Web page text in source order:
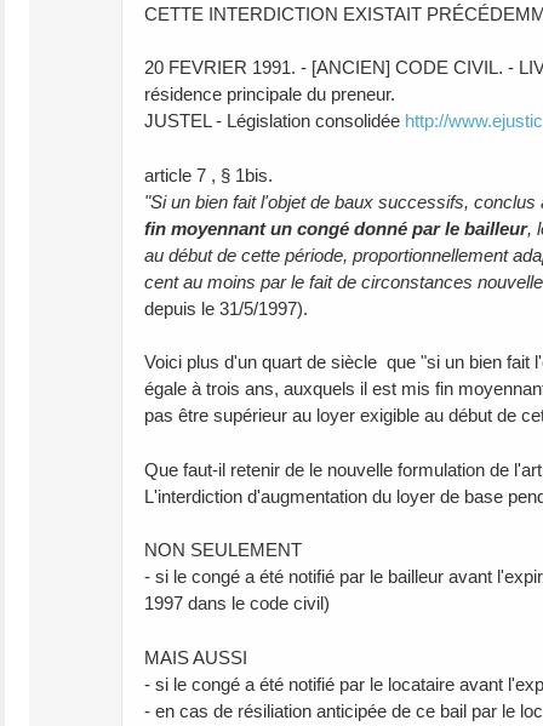
CETTE INTERDICTION EXISTAIT
20 FEVRIER 1991. - [ANCIEN] CODE CIVIL. -
résidence principale du preneur.
JUSTEL - Législation consolidée http://
article 7 , § 1bis.
"Si un bien fait l'objet de baux successifs,
fin moyennant un congé donné par le bailleur,
au début de cette période, proportionnellement
cent au moins par le fait de circonstances
depuis le 31/5/1997).
Voici plus d'un quart de siècle que "si un bien fait
égale à trois ans, auxquels il est mis fin
pas être supérieur au loyer exigible au début de
Que faut-il retenir de le nouvelle formulation de
L'interdiction d'augmentation du loyer de base
NON SEULEMENT
- si le congé a été notifié par le bailleur avant
1997 dans le code civil)
MAIS AUSSI
- si le congé a été notifié par le locataire avant
- en cas de résiliation anticipée de ce bail par le